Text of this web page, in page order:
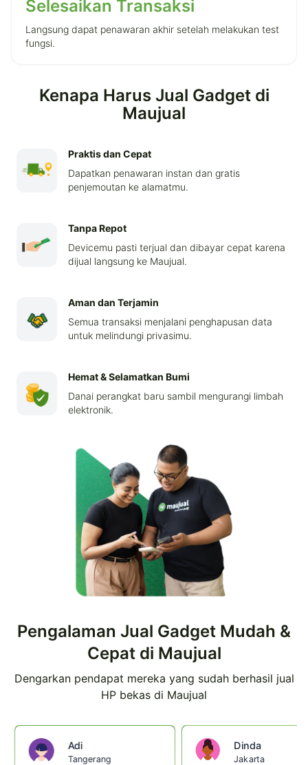
Selesaikan Transaksi
Langsung dapat penawaran akhir setelah melakukan test
fungsi.
Kenapa Harus Jual Gadget di
Maujual
Praktis dan Cepat
Dapatkan penawaran instan dan gratis
penjemoutan ke alamatmu.
Tanpa Repot
Devicemu pasti terjual dan dibayar cepat karena
dijual langsung ke Maujual.
Aman dan Terjamin
Semua transaksi menjalani penghapusan data
untuk melindungi privasimu.
Hemat & Selamatkan Bumi
Danai perangkat baru sambil mengurangi limbah
elektronik.
Pengalaman Jual Gadget Mudah &
Cepat di Maujual
Dengarkan pendapat mereka yang sudah berhasil jual
HP bekas di Maujual
Adi
Tangerang
Dinda
Jakarta